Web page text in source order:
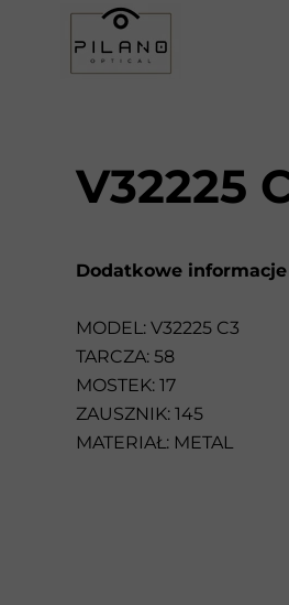
Dodatkowe
MODEL: V32225 C3
TARCZA: 58
MOSTEK: 17
ZAUSZNIK: 145
MATERIAŁ: METAL
V32225